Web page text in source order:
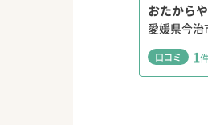
おたから
愛媛県今治
口コミ 1